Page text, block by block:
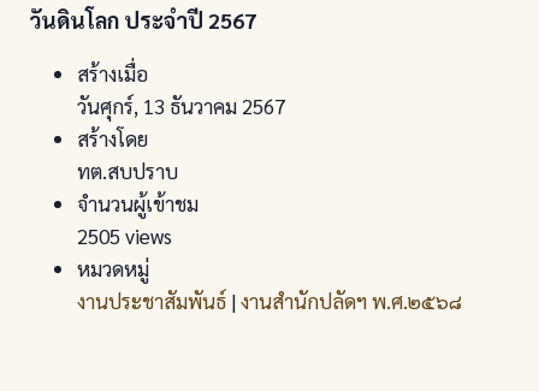
วันดินโลก ประจำปี 2567
สร้างเมื่อ
วันศุกร์, 13 ธันวาคม 2567
สร้างโดย
ทต.สบปราบ
จำนวนผู้เข้าชม
2505 views
หมวดหมู่
งานประชาสัมพันธ์ |งานสำนักปลัดฯ พ.ศ.๒๕๖๘